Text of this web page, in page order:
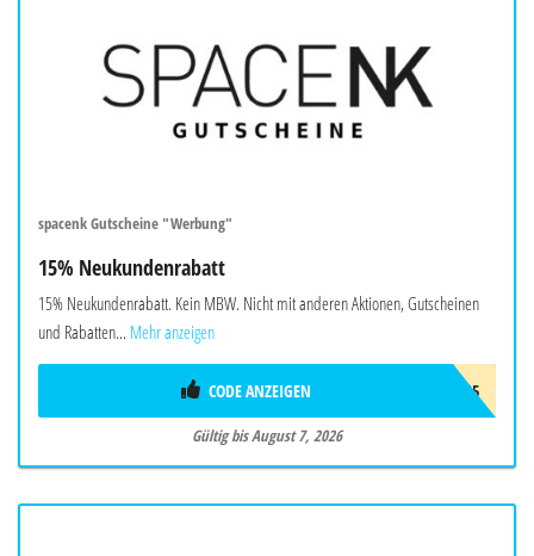
spacenk Gutscheine "Werbung"
15% Neukundenrabatt
15% Neukundenrabatt. Kein MBW. Nicht mit anderen Aktionen, Gutscheinen
und Rabatten... Mehr anzeigen
FIRST15
CODE ANZEIGEN
Gültig bis August 7, 2026